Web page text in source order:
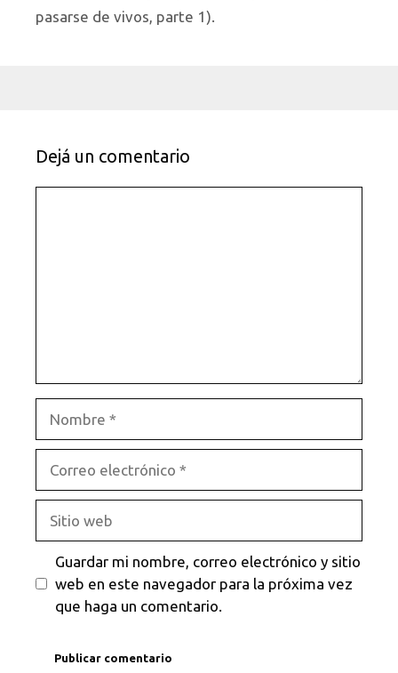
pasarse de vivos, parte 1).
Dejá un comentario
Guardar mi nombre, correo electrónico y sitio
web en este navegador para la próxima vez
que haga un comentario.